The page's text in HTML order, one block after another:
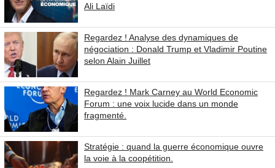
Ali Laïdi
Regardez ! Analyse des dynamiques de
négociation : Donald Trump et Vladimir Poutine
selon Alain Juillet
Regardez ! Mark Carney au World Economic
Forum : une voix lucide dans un monde
fragmenté.
Stratégie : quand la guerre économique ouvre
la voie à la coopétition.